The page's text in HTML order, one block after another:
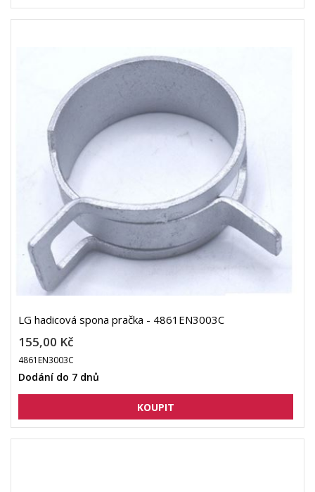
LG hadicová spona pračka - 4861EN3003C
155,00 Kč
4861EN3003C
Dodání do 7 dnů